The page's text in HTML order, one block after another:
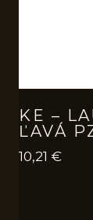
KE –
ĽAVÁ
10,21 €